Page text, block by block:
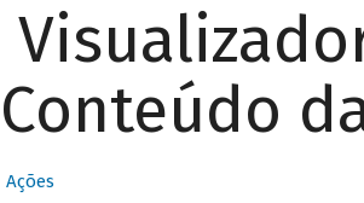
Conteúdo
Ações